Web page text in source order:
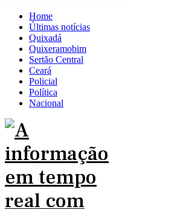
Home
Últimas notícias
Quixadá
Quixeramobim
Sertão Central
Ceará
Policial
Política
Nacional